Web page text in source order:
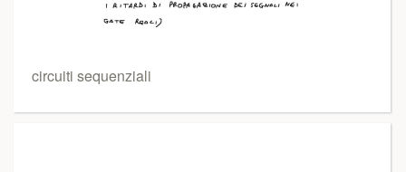
circuiti sequenziali